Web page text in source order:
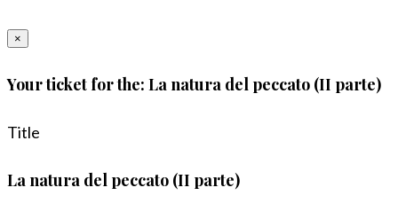
×
Your ticket for the: La natura del peccato (II parte)
Title
La natura del peccato (II parte)